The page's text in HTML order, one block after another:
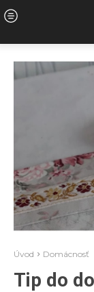
Úvod Domácnosť
Tip do